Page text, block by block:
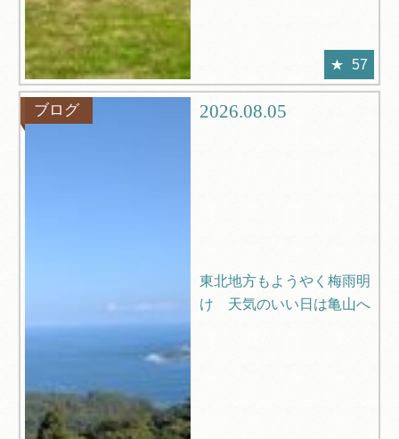
57
ブログ 2026.08.05
東北地方もようやく梅雨明
け 天気のいい日は亀山へ